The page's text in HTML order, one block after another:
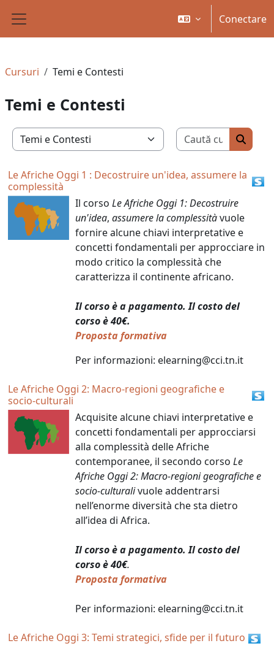
Panou lateral
Conectare
Cursuri Temi e Contesti
Temi e Contesti
Categorii curs
Caută
Caută
Le Afriche Oggi 1 : Decostruire un'idea, assumere la
complessità
Il corso Le Afriche Oggi 1: Decostruire
un'idea, assumere la complessitàvuole
fornire alcune chiavi interpretative e
concetti fondamentali per approcciare in
modo critico la complessità che
caratterizza il continente africano.
Il corso è a pagamento.Il costo del
corso è 40€.
Proposta formativa
Per informazioni: elearning@cci.tn.it
Le Afriche Oggi 2: Macro-regioni geografiche e
socio-culturali
Acquisite alcune chiavi interpretative e
concetti fondamentali per approcciarsi
alla complessità delle Afriche
contemporanee, il secondo corso Le
Afriche Oggi 2: Macro-regioni geografiche e
socio-culturalivuole addentrarsi
nell’enorme diversità che sta dietro
all’idea di Africa.
Il corso è a pagamento.Il costo del
corso è 40€.
Proposta formativa
Per informazioni: elearning@cci.tn.it
Le Afriche Oggi 3: Temi strategici, sfide per il futuro